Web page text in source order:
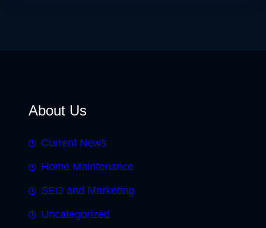
About Us
Current News
Home Maintenance
SEO and Marketing
Uncategorized